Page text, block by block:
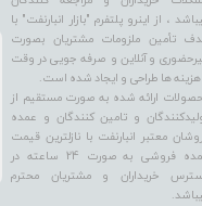
، از اینرو پلتفرم "بازار انبارنفت" با
تأمین ملزومات مشتریان بصورت
و آنلاین و صرفه جویی در وقت
ها طراحی و ایجاد شده است.
ارائه شده به صورت مستقیم از
و تامین کنندگان و عمده
معتبر انبارنفت با نازلترین قیمت
عمده فروشی به صورت 24 ساعته در
خریداران و مشتریان محترم